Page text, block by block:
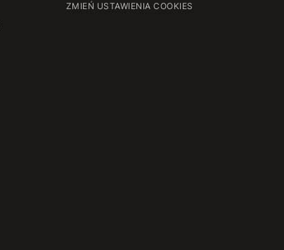
ZMIEŃ USTAWIENIA COOKIES